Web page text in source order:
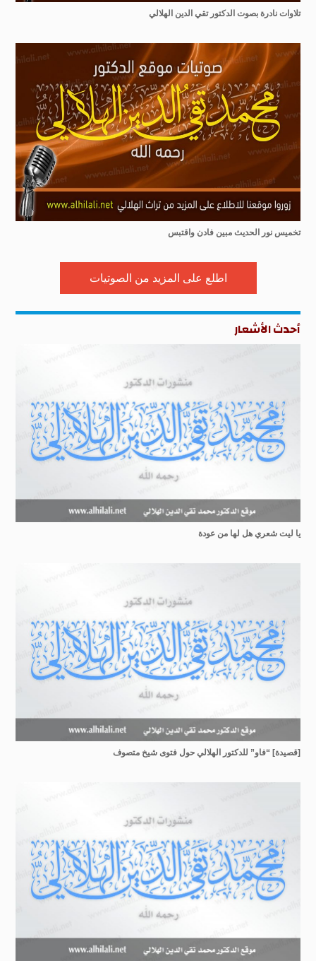
تلاوات نادرة بصوت الدكتور تقي الدين الهلالي
تخميس نور الحديث مبين فادن واقتبس
اطلع على المزيد من الصوتيات
أحدث الأشعار
يا ليت شعري هل لها من عودة
[قصيدة] “فاو” للدكتور الهلالي حول فتوى شيخ متصوف